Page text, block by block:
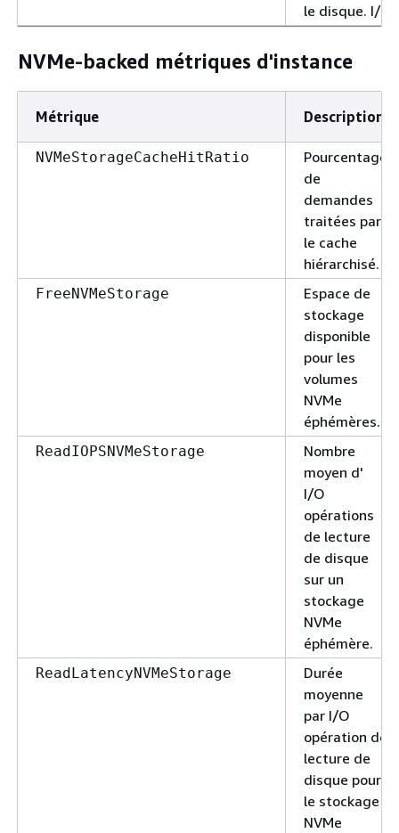
le disque. I/O
NVMe-backed métriques d'instance
Métrique Description
NVMeStorageCacheHitRatio
Pourcentage
de
demandes
traitées par
le cache
hiérarchisé.
FreeNVMeStorage
Espace de
stockage
disponible
pour les
volumes
NVMe
éphémères.
ReadIOPSNVMeStorage
Nombre
moyen d'
I/O
opérations
de lecture
de disque
sur un
stockage
NVMe
éphémère.
ReadLatencyNVMeStorage
Durée
moyenne
par I/O
opération de
lecture de
disque pour
le stockage
NVMe